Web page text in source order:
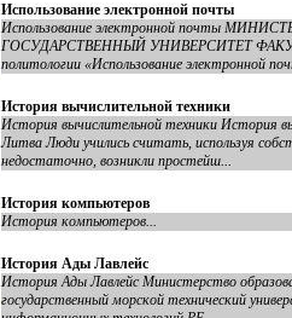
Использование электронной почты
Использование электронной почты
ГОСУДАРСТВЕННЫЙ УНИВЕРСИТЕТ
политологии «Использование электронной
История вычислительной техники
История вычислительной техники История
Литва Люди учились считать, используя
недостаточно, возникли простейш...
История компьютеров
История компьютеров...
История Ады Лавлейс
История Ады Лавлейс Министерство
государственный морской технический